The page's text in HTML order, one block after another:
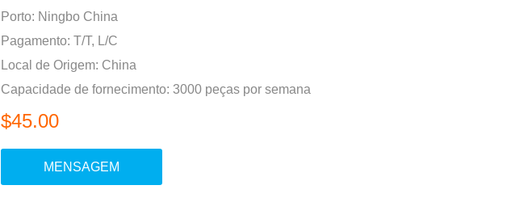
Porto: Ningbo China
Pagamento: T/T, L/C
Local de Origem: China
Capacidade de fornecimento: 3000 peças por semana
$45.00
MENSAGEM